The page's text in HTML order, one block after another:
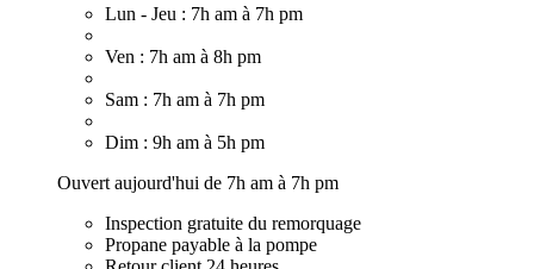
Lun - Jeu : 7h am à 7h pm
Ven : 7h am à 8h pm
Sam : 7h am à 7h pm
Dim : 9h am à 5h pm
Ouvert aujourd'hui de 7h am à 7h pm
Inspection gratuite du remorquage
Propane payable à la pompe